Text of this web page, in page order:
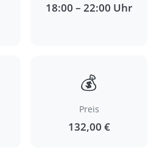
18:00 – 22:00 Uhr
💰
Preis
132,00 €